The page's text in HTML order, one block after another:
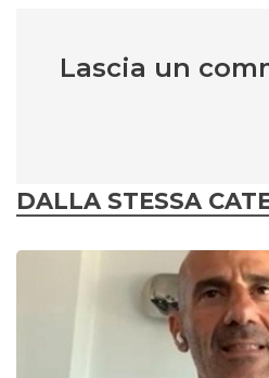
Lascia un
DALLA STESSA